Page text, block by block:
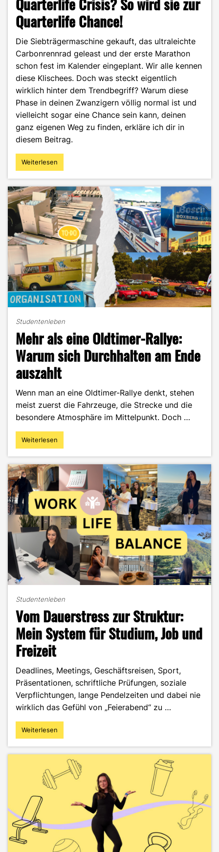
Quarterlife Chance!
Die Siebträgermaschine gekauft, das ultraleichte
Carbonrennrad geleast und der erste Marathon
schon fest im Kalender eingeplant. Wir alle kennen
diese Klischees. Doch was steckt eigentlich
wirklich hinter dem Trendbegriff? Warum diese
Phase in deinen Zwanzigern völlig normal ist und
vielleicht sogar eine Chance sein kann, deinen
ganz eigenen Weg zu finden, erkläre ich dir in
diesem Beitrag.
"Quarterlife
Crisis?
wird
sie
Quarterlife
Chance!"
Weiterlesen
Studentenleben
Mehr als eine Oldtimer-Rallye:
Warum sich Durchhalten am Ende
auszahlt
Wenn man an eine Oldtimer-Rallye denkt, stehen
meist zuerst die Fahrzeuge, die Strecke und die
besondere Atmosphäre im Mittelpunkt. Doch …
"Mehr
als
Oldtimer-
Rallye:
Warum
sich
Durchhalten
am
Ende
auszahlt"
Weiterlesen
Studentenleben
Vom Dauerstress zur Struktur:
Mein System für Studium, Job und
Freizeit
Deadlines, Meetings, Geschäftsreisen, Sport,
Präsentationen, schriftliche Prüfungen, soziale
Verpflichtungen, lange Pendelzeiten und dabei nie
wirklich das Gefühl von „Feierabend“ zu …
"Vom
Dauerstress
System
Studium,
Job
und
Freizeit"
Weiterlesen